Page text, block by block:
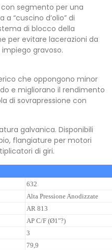
con segmento per una
“cuscino d’olio” di
di blocco della
per evitare lacerazioni da
gravoso.
che oppongono minor
e migliorano il rendimento
di sovrapressione con
galvanica. Disponibili
flangiature per motori
di giri.
632
Alta Pressione Anodizzate
AR 813
AP C/F (Ø1"?)
3
79,9